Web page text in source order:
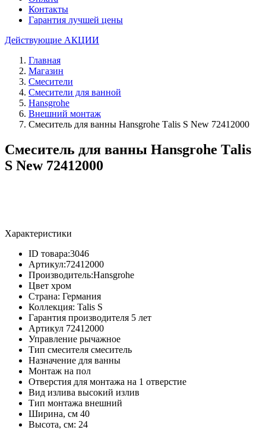
Контакты
Гарантия лучшей цены
Действующие АКЦИИ
Главная
Магазин
Смесители
Смесители для ванной
Hansgrohe
Внешний монтаж
Смеситель для ванны Hansgrohe Тalis S New 72412000
Смеситель для ванны Hansgrohe Тalis
S New 72412000
Характеристики
ID товара:3046
Артикул:72412000
Производитель:Hansgrohe
Цвет хром
Страна: Германия
Коллекция: Talis S
Гарантия производителя 5 лет
Артикул 72412000
Управление рычажное
Тип смесителя смеситель
Назначение для ванны
Монтаж на пол
Отверстия для монтажа на 1 отверстие
Вид излива высокий излив
Тип монтажа внешний
Ширина, см 40
Высота, см: 24